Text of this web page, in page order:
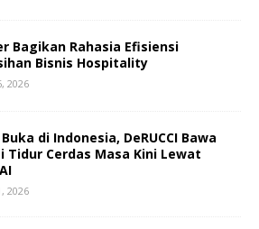
Bagikan Rahasia Efisiensi
Bisnis Hospitality
2026
di Indonesia, DeRUCCI Bawa
Tidur Cerdas Masa Kini Lewat
2026